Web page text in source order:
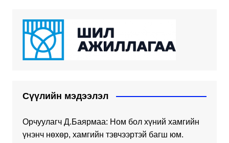
Сүүлийн мэдээлэл
Орчуулагч Д.Баярмаа: Ном бол хүний хамгийн
үнэнч нөхөр, хамгийн тэвчээртэй багш юм.